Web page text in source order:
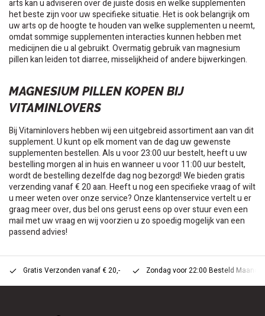
arts kan u adviseren over de juiste dosis en welke supplementen
het beste zijn voor uw specifieke situatie. Het is ook belangrijk om
uw arts op de hoogte te houden van welke supplementen u neemt,
omdat sommige supplementen interacties kunnen hebben met
medicijnen die u al gebruikt. Overmatig gebruik van magnesium
pillen kan leiden tot diarree, misselijkheid of andere bijwerkingen.
MAGNESIUM PILLEN KOPEN BIJ
VITAMINLOVERS
Bij Vitaminlovers hebben wij een uitgebreid assortiment aan van dit
supplement. U kunt op elk moment van de dag uw gewenste
supplementen bestellen. Als u voor 23:00 uur bestelt, heeft u uw
bestelling morgen al in huis en wanneer u voor 11:00 uur bestelt,
wordt de bestelling dezelfde dag nog bezorgd! We bieden gratis
verzending vanaf € 20 aan. Heeft u nog een specifieke vraag of wilt
u meer weten over onze service? Onze klantenservice vertelt u er
graag meer over, dus bel ons gerust eens op over stuur even een
mail met uw vraag en wij voorzien u zo spoedig mogelijk van een
passend advies!
Gratis Verzonden vanaf € 20,- Zondag voor 22:00 Besteld